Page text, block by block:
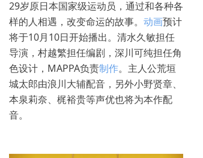
29岁原日本国家级运动员，通过和各种各
样的人相遇，改变命运的故事。 动画预计
将于10月10日开始播出。清水久敏担任
导演，村越繁担任编剧，深川可纯担任角
色设计，MAPPA负责制作。主人公荒垣
城太郎由浪川大辅配音，另外小野贤章、
本泉莉奈、梶裕贵等声优也将为本作配
音。